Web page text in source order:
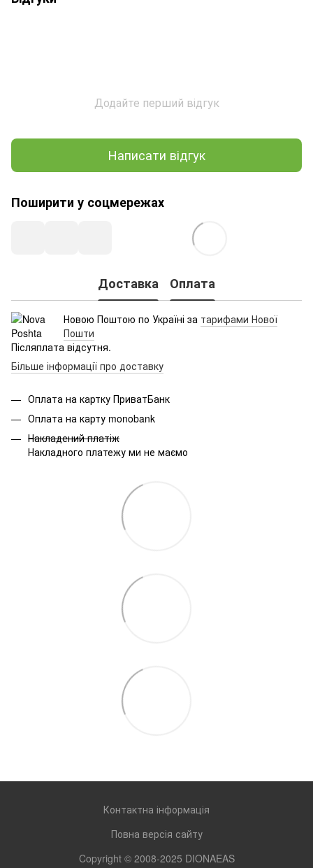
Додайте перший відгук
Написати відгук
Поширити у соцмережах
Доставка Оплата
Новою Поштою по Україні за тарифами Нової
Пошти
Післяплата відсутня.
Більше інформації про доставку
Оплата на картку ПриватБанк
Оплата на карту monobank
Накладений платіж
Накладного платежу ми не маємо
Контактна інформація
Повна версія сайту
Copyright © 2008-2025 DIONAEAS